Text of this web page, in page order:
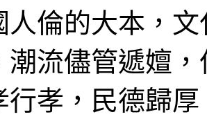
人倫的大本，
潮流儘管遞嬗
行孝，民德歸